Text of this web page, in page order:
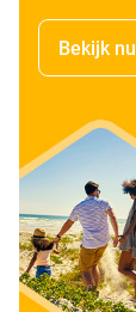
Bekijk nu